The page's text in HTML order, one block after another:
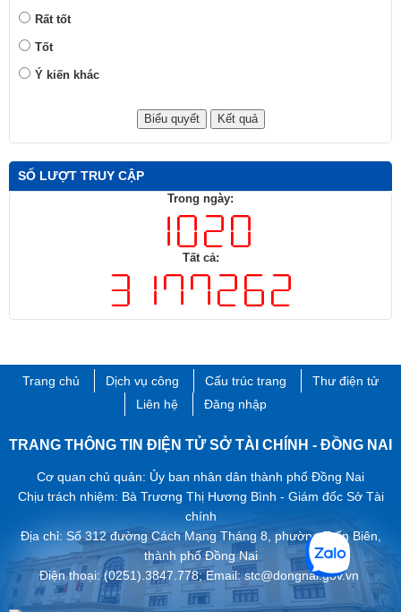
Rất tốt
Tốt
Ý kiến khác
SỐ LƯỢT TRUY CẬP
Trong ngày:
Tất cả:
Trang chủ Dịch vụ công Cấu trúc trang
Thư điện tử
Liên hệ
Đăng nhập
TRANG THÔNG TIN ĐIỆN TỬ SỞ TÀI CHÍNH - ĐỒNG NAI
Cơ quan chủ quản: Ủy ban nhân dân thành phố Đồng Nai
Chịu trách nhiệm: Bà Trương Thị Hương Bình - Giám đốc Sở Tài
chính
Địa chỉ: Số 312 đường Cách Mạng Tháng 8, phường Trấn Biên,
thành phố ​Đồng Nai
Điện thoại: (0251).3847.778; Email: stc@dongnai.gov.vn ​